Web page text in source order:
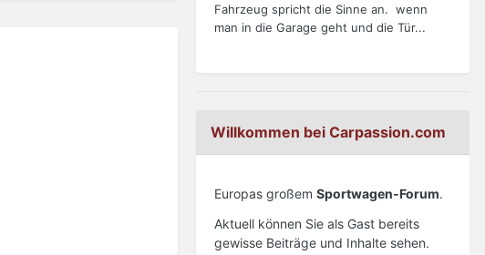
Fahrzeug spricht die Sinne an. wenn
man in die Garage geht und die Tür...
Willkommen bei Carpassion.com
Europas großem Sportwagen-Forum.
Aktuell können Sie als Gast bereits
gewisse Beiträge und Inhalte sehen.